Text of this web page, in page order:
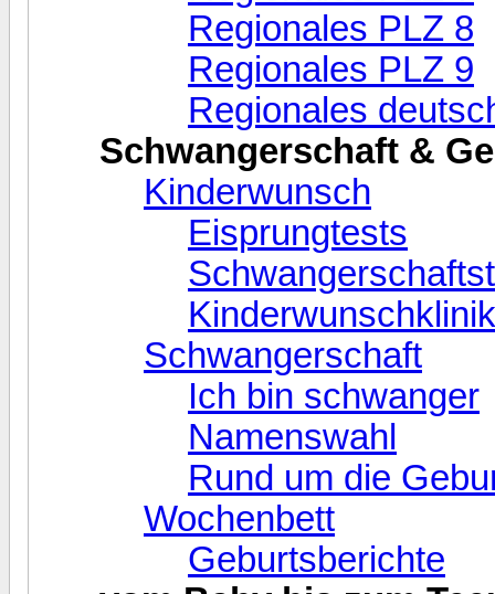
Regionales PLZ 8
Regionales PLZ 9
Regionales
Schwangerschaft &
Kinderwunsch
Eisprungtests
Schwangerschaft
Ich bin schwanger
Namenswahl
Rund um die
Wochenbett
Geburtsberichte